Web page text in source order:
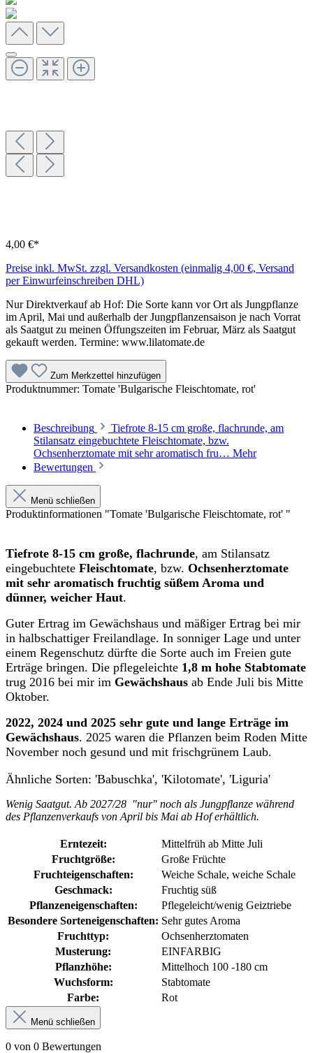
4,00 €*
Preise inkl. MwSt. zzgl. Versandkosten (einmalig 4,00 €, Versand
per Einwurfeinschreiben DHL)
Nur Direktverkauf ab Hof: Die Sorte kann vor Ort als Jungpflanze
im April, Mai und außerhalb der Jungpflanzensaison je nach Vorrat
als Saatgut zu meinen Öffungszeiten im Februar, März als Saatgut
gekauft werden. Termine: www.lilatomate.de
Zum Merkzettel hinzufügen
Produktnummer: Tomate 'Bulgarische Fleischtomate, rot'
Beschreibung
Tiefrote 8-15 cm große, flachrunde, am
Stilansatz eingebuchtete Fleischtomate, bzw.
Ochsenherztomate mit sehr aromatisch fru… Mehr
Bewertungen
Menü schließen
Produktinformationen "Tomate 'Bulgarische Fleischtomate, rot' "
Tiefrote 8-15 cm große, flachrunde, am Stilansatz
eingebuchtete Fleischtomate, bzw. Ochsenherztomate
mit sehr aromatisch fruchtig süßem Aroma und
dünner, weicher Haut.
Guter Ertrag im Gewächshaus und mäßiger Ertrag bei mir
in halbschattiger Freilandlage. In sonniger Lage und unter
einem Regenschutz dürfte die Sorte auch im Freien gute
Erträge bringen. Die pflegeleichte 1,8 m hohe Stabtomate
trug 2016 bei mir im Gewächshaus ab Ende Juli bis Mitte
Oktober.
2022, 2024 und 2025 sehr gute und lange Erträge im
Gewächshaus. 2025 waren die Pflanzen beim Roden Mitte
November noch gesund und mit frischgrünem Laub.
Ähnliche Sorten: 'Babuschka', 'Kilotomate', 'Liguria'
Wenig Saatgut. Ab 2027/28 "nur" noch als Jungpflanze während
des Pflanzenverkaufs von April bis Mai ab Hof erhältlich.
Erntezeit:
Mittelfrüh ab Mitte Juli
Fruchtgröße:
Große Früchte
Fruchteigenschaften:
Weiche Schale, weiche Schale
Geschmack:
Fruchtig süß
Pflanzeneigenschaften:
Pflegeleicht/wenig Geiztriebe
Besondere Sorteneigenschaften: Sehr gutes Aroma
Fruchttyp:
Ochsenherztomaten
Musterung:
EINFARBIG
Pflanzhöhe:
Mittelhoch 100 -180 cm
Wuchsform:
Stabtomate
Farbe:
Rot
Menü schließen
0 von 0 Bewertungen